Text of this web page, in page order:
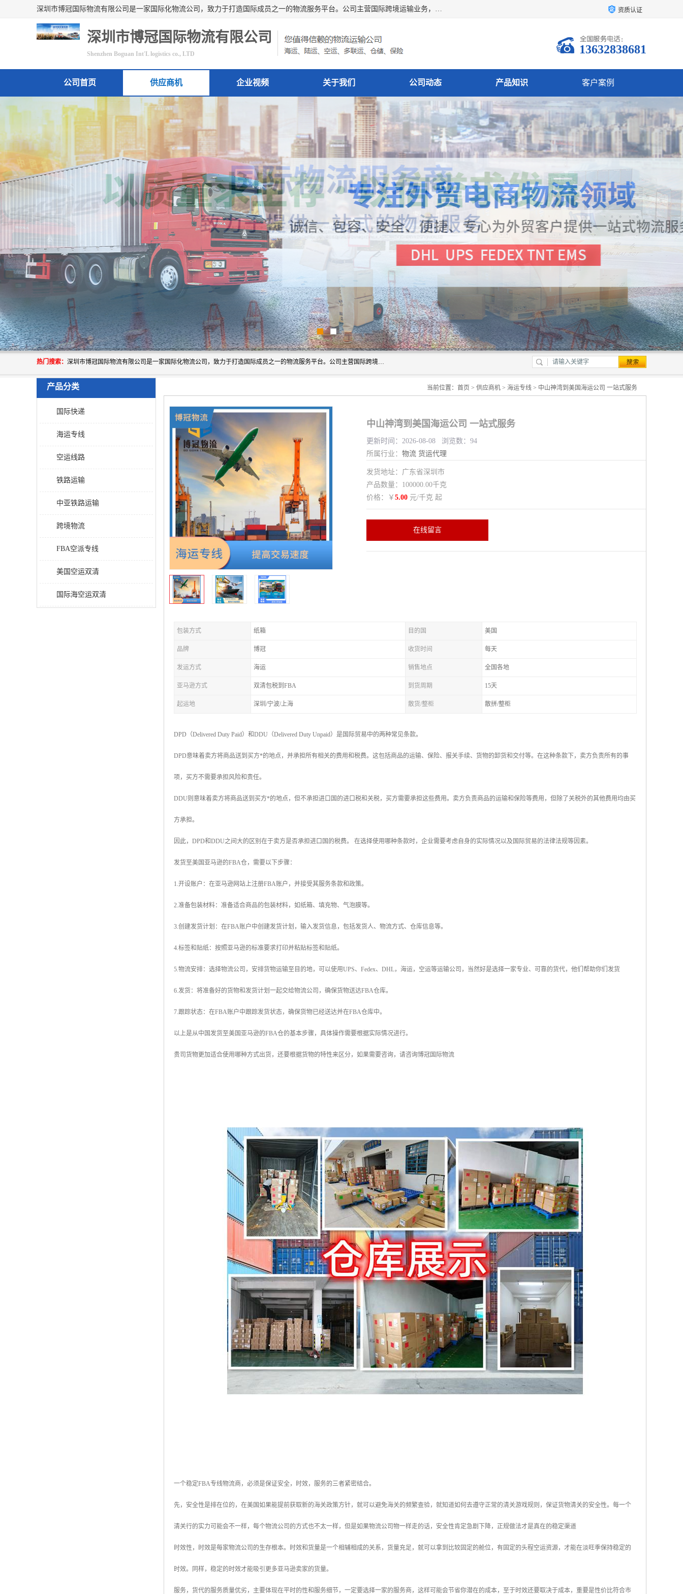
深圳市博冠国际物流有限公司是一家国际化物流公司，致力于打造国际成员之一的物流服务平台。公司主营国际跨境运输业务，提供国际快递、FBA空派专线、国际海空运、国际空运专线、中欧铁路运输等国际海空运、国际快递、国际铁路运输及跨境专线物流等各类进出口运输方面的业务。 资质认证
深圳市博冠国际物流有限公司
Shenzhen Boguan Int'L logistics co., LTD 13632838681
公司首页 供应商机 企业视频 关于我们 公司动态 产品知识 客户案例
联系方式
热门搜索： 深圳市博冠国际物流有限公司是一家国际化物流公司，致力于打造国际成员之一的物流服务平台。公司主营国际跨境运输业务，提供国际快递、FBA空派专线、国际海空运、国际空运专线、中欧铁路运输等国际海空运、国际快递、国际铁路运输及跨境专线物流等各类进出口运输方面的业务。
产品分类
国际快递
海运专线
空运线路
铁路运输
中亚铁路运输
跨境物流
FBA空派专线
美国空运双清
国际海空运双清
当前位置： 首页 > 供应商机 > 海运专线 > 中山神湾到美国海运公司 一站式服务
中山神湾到美国海运公司 一站式服务
更新时间：2026-08-08 浏览数：94
所属行业： 物流 货运代理
发货地址：广东省深圳市
产品数量：100000.00千克
价格：￥ 5.00 元/千克 起
在线留言
包装方式 纸箱 目的国 美国
品牌 博冠 收货时间 每天
发运方式 海运 销售地点 全国各地
亚马逊方式 双清包税到FBA 到货周期 15天
起运地 深圳/宁波/上海 散货/整柜 散拼/整柜
DPD（Delivered Duty Paid）和DDU（Delivered Duty Unpaid）是国际贸易中的两种常见条款。
DPD意味着卖方将商品送到买方*的地点，并承担所有相关的费用和税费。这包括商品的运输、保险、报关手续、货物的卸货和交付等。在这种条款下，卖方负责所有的事
项，买方不需要承担风险和责任。
DDU则意味着卖方将商品送到买方*的地点，但不承担进口国的进口税和关税，买方需要承担这些费用。卖方负责商品的运输和保险等费用，但除了关税外的其他费用均由买
方承担。
因此，DPD和DDU之间大的区别在于卖方是否承担进口国的税费。 在选择使用哪种条款时，企业需要考虑自身的实际情况以及国际贸易的法律法规等因素。
发货至美国亚马逊的FBA仓，需要以下步骤：
1.开设账户：在亚马逊网站上注册FBA账户，并接受其服务条款和政策。
2.准备包装材料：准备适合商品的包装材料，如纸箱、填充物、气泡膜等。
3.创建发货计划：在FBA账户中创建发货计划，输入发货信息，包括发货人、物流方式、仓库信息等。
4.标签和贴纸：按照亚马逊的标准要求打印并粘贴标签和贴纸。
5.物流安排：选择物流公司，安排货物运输至目的地，可以使用UPS、Fedex、DHL，海运，空运等运输公司，当然好是选择一家专业、可靠的货代，他们帮助你们发货
6.发货：将准备好的货物和发货计划一起交给物流公司，确保货物送达FBA仓库。
7.跟踪状态：在FBA账户中跟踪发货状态，确保货物已经送达并在FBA仓库中。
以上是从中国发货至美国亚马逊的FBA仓的基本步骤，具体操作需要根据实际情况进行。
贵司货物更加适合使用哪种方式出货，还要根据货物的特性来区分，如果需要咨询，请咨询博冠国际物流
一个稳定FBA专线物流商，必须是保证安全，时效，服务的三者紧密结合。
先，安全性是排在位的，在美国如果能提前获取新的海关政策方针，就可以避免海关的频繁查验，就知道如何去遵守正常的清关游戏规则，保证货物清关的安全性。每一个
清关行的实力可能会不一样，每个物流公司的方式也不太一样，但是如果物流公司物一样走的话，安全性肯定急剧下降，正规做法才是真在的稳定渠道
时效性，时效是每家物流公司的生存根本。时效和货量是一个相辅相成的关系，货量充足，就可以拿到比较固定的舱位，有固定的头程空运资源，才能在淡旺季保持稳定的
时效。同样，稳定的时效才能吸引更多亚马逊卖家的货量。
服务，货代的服务质量优劣，主要体现在平时的性和服务细节，一定要选择一家的服务商，这样可能会节省你潜在的成本，至于时效还要取决于成本，重要是性价比符合市